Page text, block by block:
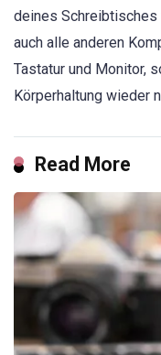
deines Schreibtisches
auch alle anderen
Tastatur und Monitor,
Körperhaltung wieder
Read More